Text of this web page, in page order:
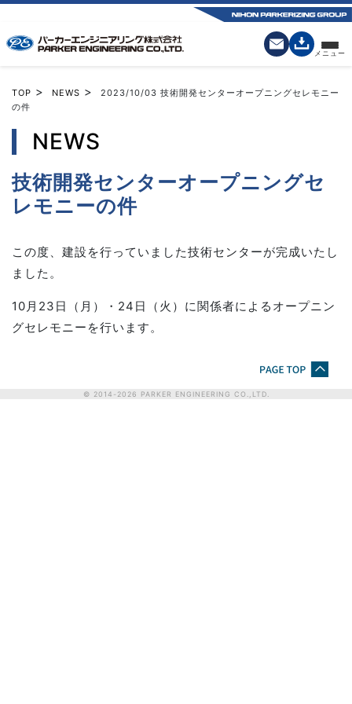
TOP > NEWS > 2023/10/03 技術開発センターオープニングセレモニー
の件
NEWS
技術開発センターオープニングセ
レモニーの件
この度、建設を行っていました技術センターが完成いたし
ました。
10月23日（月）・24日（火）に関係者によるオープニン
グセレモニーを行います。
© 2014- 2026 PARKER ENGINEERING CO.,LTD.